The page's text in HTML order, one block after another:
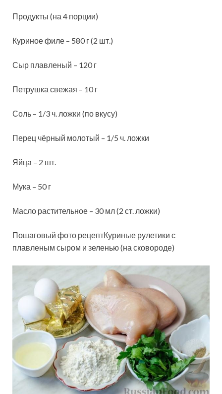
Продукты (на 4 порции)
Куриное филе – 580 г (2 шт.)
Сыр плавленый – 120 г
Петрушка свежая – 10 г
Соль – 1/3 ч. ложки (по вкусу)
Перец чёрный молотый – 1/5 ч. ложки
Яйца – 2 шт.
Мука – 50 г
Масло растительное – 30 мл (2 ст. ложки)
Пошаговый фото рецептКуриные рулетики с
плавленым сыром и зеленью (на сковороде)